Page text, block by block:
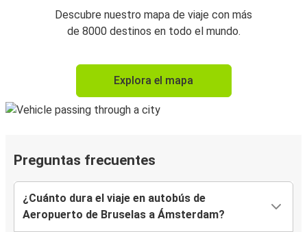
Descubre nuestro mapa de viaje con más
de 8000 destinos en todo el mundo.
Explora el mapa
Preguntas frecuentes
¿Cuánto dura el viaje en autobús de
Aeropuerto de Bruselas a Ámsterdam?